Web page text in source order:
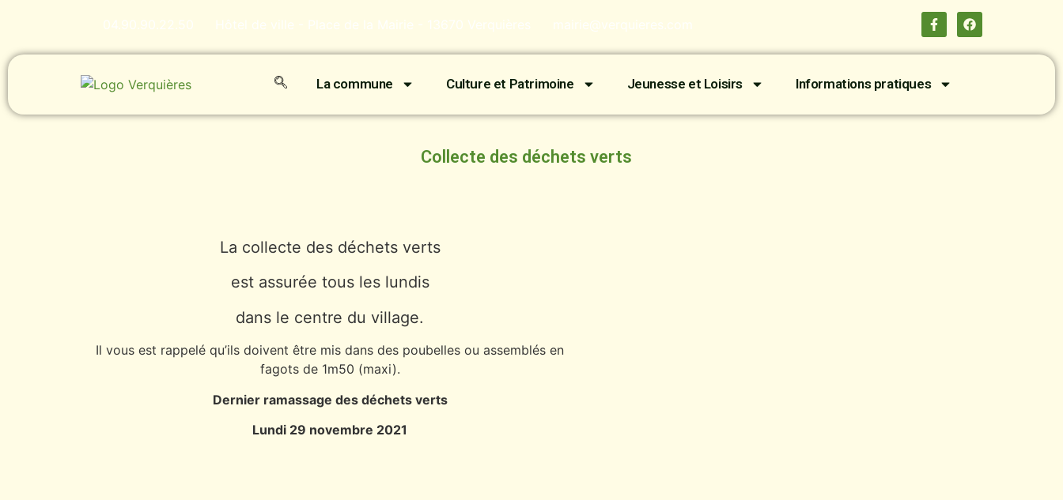
04.90.90.22.50 Hôtel de ville - Place de la Mairie - 13670 Verquières mairie@verquieres.com
La commune Culture et Patrimoine Jeunesse et Loisirs Informations pratiques
Collecte des déchets verts
La collecte des déchets verts
est assurée tous les lundis
dans le centre du village.
Il vous est rappelé qu’ils doivent être mis dans des poubelles ou assemblés en
fagots de 1m50 (maxi).
Dernier ramassage des déchets verts
Lundi 29 novembre 2021